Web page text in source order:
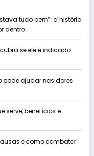
tudo bem”: a história
dentro
se ele é indicado
pode ajudar nas dores
serve, benefícios e
e como combater